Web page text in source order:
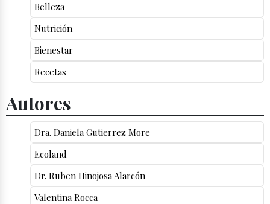
Belleza
Nutrición
Bienestar
Recetas
Autores
Dra. Daniela Gutierrez More
Ecoland
Dr. Ruben Hinojosa Alarcón
Valentina Rocca